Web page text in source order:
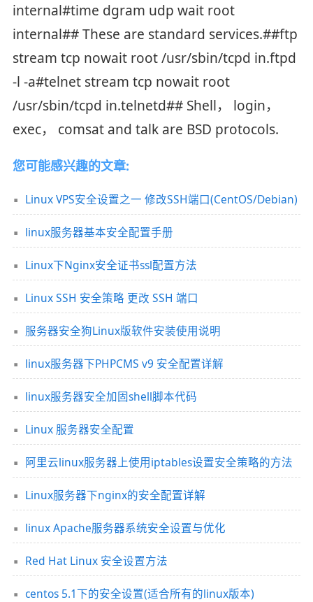
internal#time dgram udp wait root
internal## These are standard services.##ftp
stream tcp nowait root /usr/sbin/tcpd in.ftpd
-l -a#telnet stream tcp nowait root
/usr/sbin/tcpd in.telnetd## Shell， login，
exec， comsat and talk are BSD protocols.
您可能感兴趣的文章:
Linux VPS安全设置之一 修改SSH端口(CentOS/Debian)
linux服务器基本安全配置手册
Linux下Nginx安全证书ssl配置方法
Linux SSH 安全策略 更改 SSH 端口
服务器安全狗Linux版软件安装使用说明
linux服务器下PHPCMS v9 安全配置详解
linux服务器安全加固shell脚本代码
Linux 服务器安全配置
阿里云linux服务器上使用iptables设置安全策略的方法
Linux服务器下nginx的安全配置详解
linux Apache服务器系统安全设置与优化
Red Hat Linux 安全设置方法
centos 5.1下的安全设置(适合所有的linux版本)